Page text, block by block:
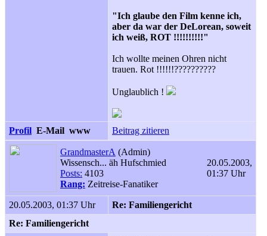
"Ich glaube den Film kenne ich,
aber da war der DeLorean, soweit
ich weiß, ROT !!!!!!!!!!"
Ich wollte meinen Ohren nicht
trauen. Rot !!!!!!??????????
Unglaublich !
Profil E-Mail www Beitrag zitieren
GrandmasterA (Admin)
Wissensch... äh Hufschmied
Posts: 4103
Rang: Zeitreise-Fanatiker
20.05.2003,
01:37 Uhr
20.05.2003, 01:37 Uhr
Re: Familiengericht
Re: Familiengericht